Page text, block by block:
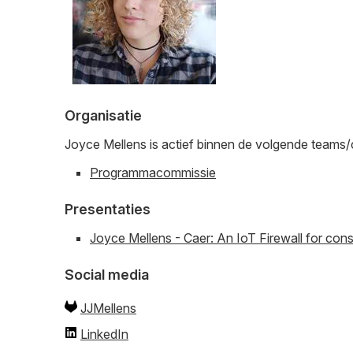
Organisatie
Joyce Mellens is actief binnen de volgende
Programmacommissie
Presentaties
Joyce Mellens - Caer: An IoT Firewall for
Social media
JJMellens
LinkedIn